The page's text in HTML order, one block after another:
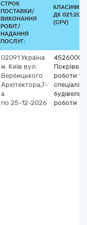
СТРОК
ПОСТАВКИ/
ВИКОНАННЯ
РОБІТ/
НАДАННЯ
ПОСЛУГ:
ДК 021:2015
(CPV)
02091 Україна
м. Київ вул.
Вербицького
Архітектора,7-
а
по 25-12-2026
роботи та
будівельні
роботи